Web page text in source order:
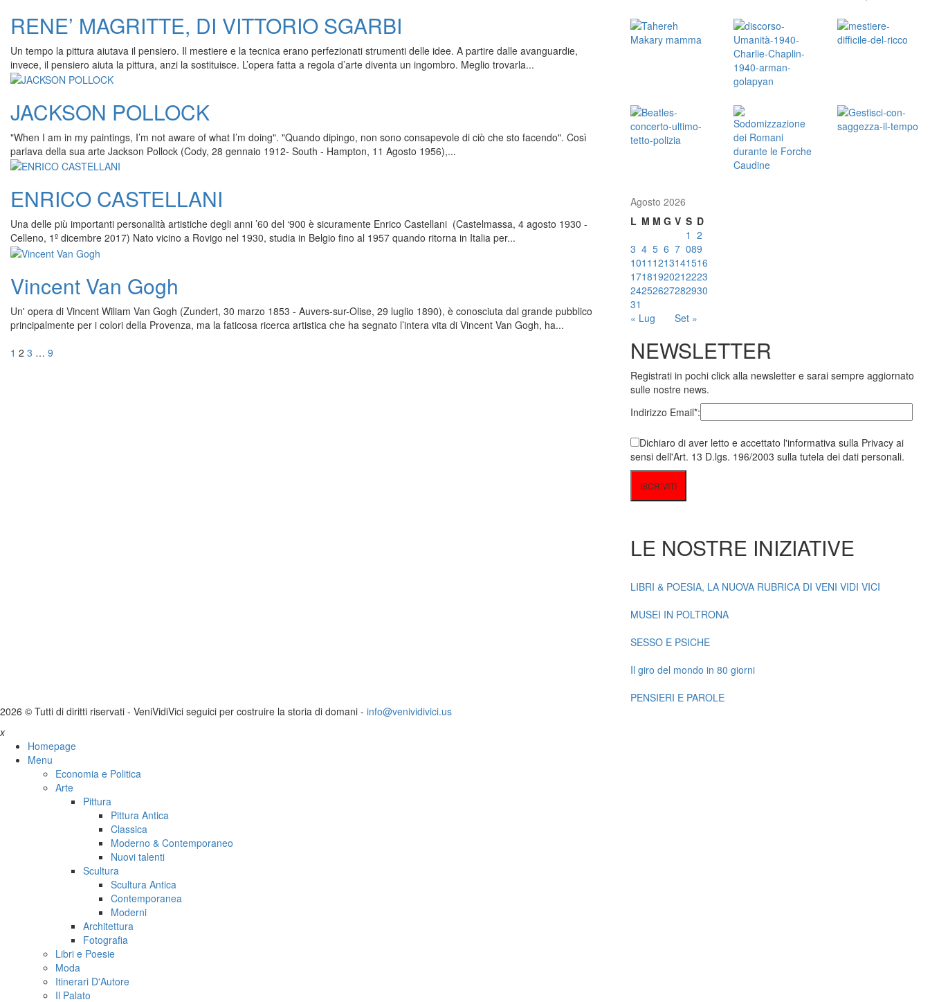
RENE’ MAGRITTE, DI VITTORIO SGARBI
Un tempo la pittura aiutava il pensiero. Il mestiere e la tecnica erano perfezionati strumenti delle idee. A partire dalle avanguardie,
invece, il pensiero aiuta la pittura, anzi la sostituisce. L’opera fatta a regola d’arte diventa un ingombro. Meglio trovarla...
JACKSON POLLOCK
"When I am in my paintings, I’m not aware of what I’m doing". "Quando dipingo, non sono consapevole di ciò che sto facendo". Così
parlava della sua arte Jackson Pollock (Cody, 28 gennaio 1912- South - Hampton, 11 Agosto 1956),...
ENRICO CASTELLANI
Una delle più importanti personalità artistiche degli anni ’60 del ‘900 è sicuramente Enrico Castellani (Castelmassa, 4 agosto 1930 -
Celleno, 1º dicembre 2017) Nato vicino a Rovigo nel 1930, studia in Belgio fino al 1957 quando ritorna in Italia per...
Vincent Van Gogh
Un' opera di Vincent Wiliam Van Gogh (Zundert, 30 marzo 1853 - Auvers-sur-Olise, 29 luglio 1890), è conosciuta dal grande pubblico
principalmente per i colori della Provenza, ma la faticosa ricerca artistica che ha segnato l’intera vita di Vincent Van Gogh, ha...
Navigazione
Pagina
1 Pagina
2 Pagina
3 … Pagina
9
Agosto 2026
L M M G V S D
« Lug Set »
1 2
3 4 5 6 7 089
1011 1213141516
17181920212223
24252627282930
31
NEWSLETTER
Registrati in pochi click alla newsletter e sarai sempre aggiornato
sulle nostre news.
Indirizzo Email*:
Dichiaro di aver letto e accettato l'informativa sulla Privacy ai
sensi dell'Art. 13 D.lgs. 196/2003 sulla tutela dei dati personali.
LE NOSTRE INIZIATIVE
LIBRI & POESIA, LA NUOVA RUBRICA DI VENI VIDI VICI
MUSEI IN POLTRONA
SESSO E PSICHE
Il giro del mondo in 80 giorni
PENSIERI E PAROLE
2026 © Tutti di diritti riservati - VeniVidiVici seguici per costruire la storia di domani - info@venividivici.us
x
Homepage
Menu
Economia e Politica
Arte
Pittura
Pittura Antica
Classica
Moderno & Contemporaneo
Nuovi talenti
Scultura
Scultura Antica
Contemporanea
Moderni
Architettura
Fotografia
Libri e Poesie
Moda
Itinerari D'Autore
Il Palato